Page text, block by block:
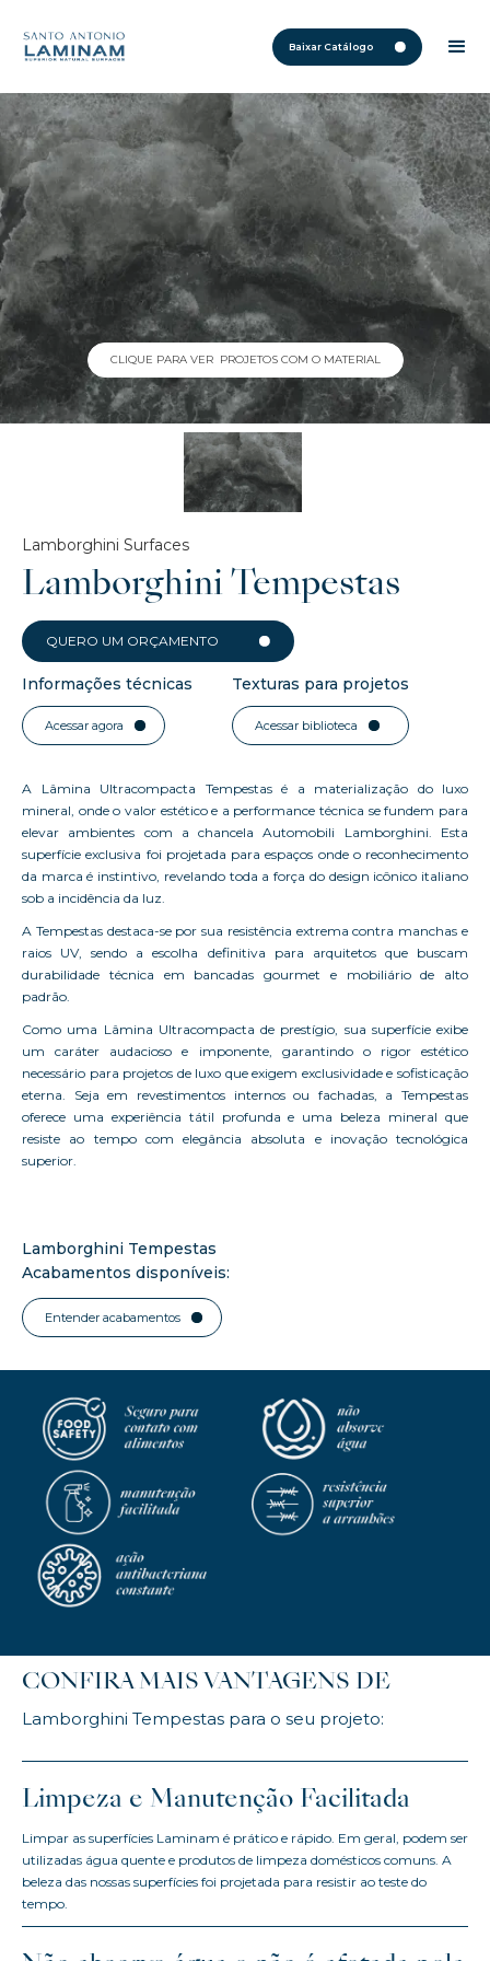
Baixar Catálogo
CLIQUE PARA VER PROJETOS COM O MATERIAL
Lamborghini Surfaces
Lamborghini Tempestas
QUERO UM ORÇAMENTO
Informações técnicas
Acessar agora
Texturas para projetos
Acessar biblioteca
A Lâmina Ultracompacta Tempestas é a materialização do luxo
mineral, onde o valor estético e a performance técnica se fundem para
elevar ambientes com a chancela Automobili Lamborghini. Esta
superfície exclusiva foi projetada para espaços onde o reconhecimento
da marca é instintivo, revelando toda a força do design icônico italiano
sob a incidência da luz.
A Tempestas destaca-se por sua resistência extrema contra manchas e
raios UV, sendo a escolha definitiva para arquitetos que buscam
durabilidade técnica em bancadas gourmet e mobiliário de alto
padrão.
Como uma Lâmina Ultracompacta de prestígio, sua superfície exibe
um caráter audacioso e imponente, garantindo o rigor estético
necessário para projetos de luxo que exigem exclusividade e sofisticação
eterna. Seja em revestimentos internos ou fachadas, a Tempestas
oferece uma experiência tátil profunda e uma beleza mineral que
resiste ao tempo com elegância absoluta e inovação tecnológica
superior.
Lamborghini Tempestas
Acabamentos disponíveis:
Entender acabamentos
CONFIRA MAIS VANTAGENS DE
Lamborghini Tempestas para o seu projeto:
Limpeza e Manutenção Facilitada
Limpar as superfícies Laminam é prático e rápido. Em geral, podem ser
utilizadas água quente e produtos de limpeza domésticos comuns. A
beleza das nossas superfícies foi projetada para resistir ao teste do
tempo.